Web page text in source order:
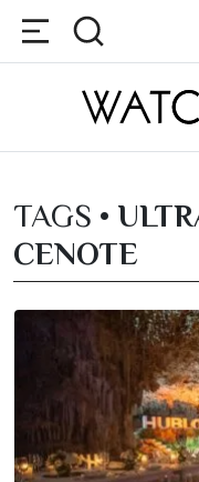
TAGS •
CENOTE